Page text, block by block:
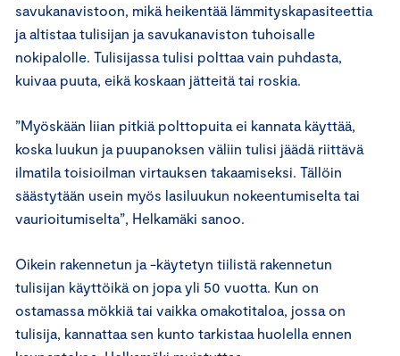
savukanavistoon, mikä heikentää lämmityskapasiteettia
ja altistaa tulisijan ja savukanaviston tuhoisalle
nokipalolle. Tulisijassa tulisi polttaa vain puhdasta,
kuivaa puuta, eikä koskaan jätteitä tai roskia.
”Myöskään liian pitkiä polttopuita ei kannata käyttää,
koska luukun ja puupanoksen väliin tulisi jäädä riittävä
ilmatila toisioilman virtauksen takaamiseksi. Tällöin
säästytään usein myös lasiluukun nokeentumiselta tai
vaurioitumiselta”, Helkamäki sanoo.
Oikein rakennetun ja -käytetyn tiilistä rakennetun
tulisijan käyttöikä on jopa yli 50 vuotta. Kun on
ostamassa mökkiä tai vaikka omakotitaloa, jossa on
tulisija, kannattaa sen kunto tarkistaa huolella ennen